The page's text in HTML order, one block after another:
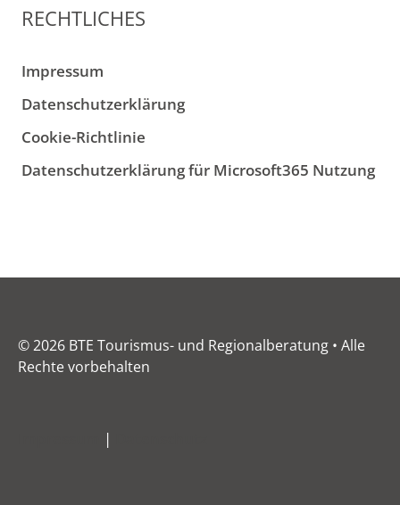
RECHTLICHES
Impressum
Datenschutzerklärung
Cookie-Richtlinie
Datenschutzerklärung für Microsoft365 Nutzung
© 2026 BTE Tourismus- und Regionalberatung • Alle
Rechte vorbehalten
|